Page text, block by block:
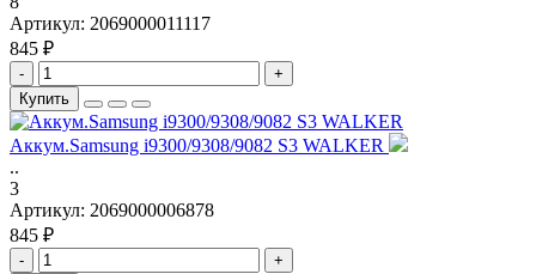
Артикул: 2069000011117
845 ₽
-
+
Купить
Аккум.Samsung i9300/9308/9082 S3 WALKER
..
3
Артикул: 2069000006878
845 ₽
-
+